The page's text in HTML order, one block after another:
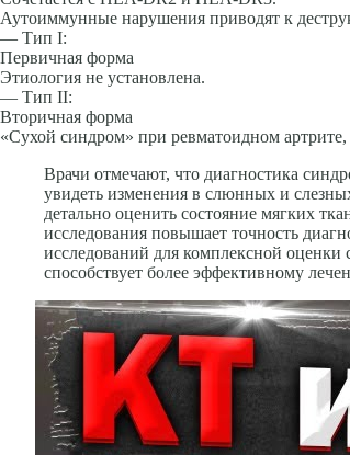
Аутоиммунные нарушения приводят к
— Тип I:
Первичная форма
Этиология не установлена.
— Тип II:
Вторичная форма
«Сухой синдром» при ревматоидном
Врачи отмечают, что диагностика
увидеть изменения в слюнных и
детально оценить состояние мягких
исследования повышает точность
исследований для комплексной
способствует более эффективному